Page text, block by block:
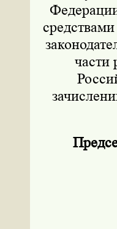
части